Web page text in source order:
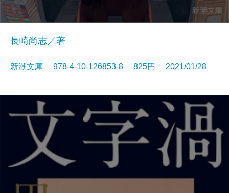
長崎尚志／著
新潮文庫 978-4-10-126853-8 825円 2021/01/28